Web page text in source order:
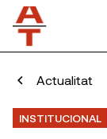
Actualitat
INSTITUCIONAL